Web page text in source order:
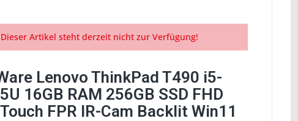
Dieser Artikel steht derzeit nicht zur Verfügung!
Lenovo ThinkPad T490 i5-
16GB RAM 256GB SSD FHD
FPR IR-Cam Backlit Win11